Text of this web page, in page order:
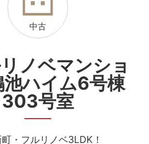
中古
リノベマンショ
池ハイム6号棟
303号室
・フルリノベ3LDK！